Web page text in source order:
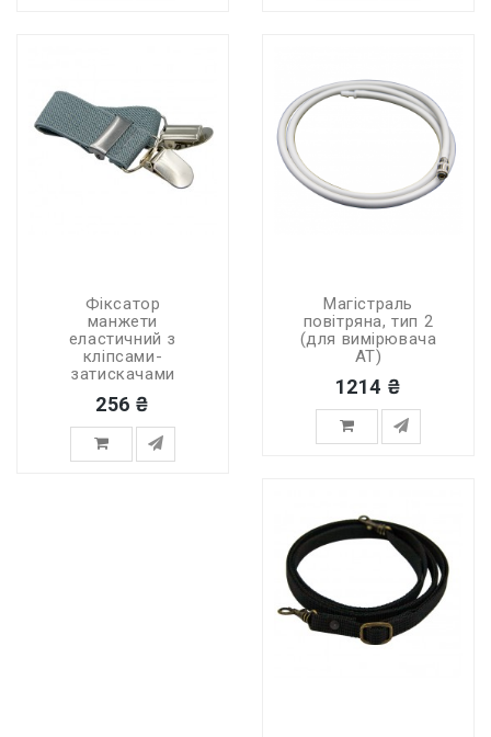
Фіксатор
манжети
еластичний з
кліпсами-
затискачами
256 ₴
Магістраль
повітряна, тип 2
(для вимірювача
АТ)
1214 ₴